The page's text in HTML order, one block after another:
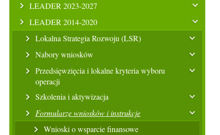
LEADER 2023-2027
LEADER 2014-2020
Lokalna Strategia Rozwoju (LSR)
Nabory wniosków
Przedsięwzięcia i lokalne kryteria wyboru
operacji
Szkolenia i aktywizacja
Formularze wniosków i instrukcje
Wnioski o wsparcie finansowe